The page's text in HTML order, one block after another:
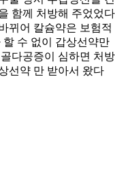
함께 처방해 주었었다
뀌어 칼슘약은 보험적
수 없이 갑상선약만
다공증이 심하면 처방
선약 만 받아서 왔다